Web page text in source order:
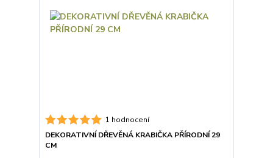
1 hodnocení
DEKORATIVNÍ DŘEVĚNÁ KRABIČKA PŘÍRODNÍ 29
CM